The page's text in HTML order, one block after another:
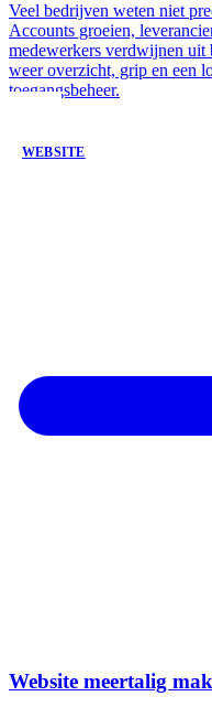
Veel bedrijven weten niet
Accounts groeien,
medewerkers verdwijnen uit
weer overzicht, grip en een
toegangsbeheer.
WEBSITE
Website meertalig